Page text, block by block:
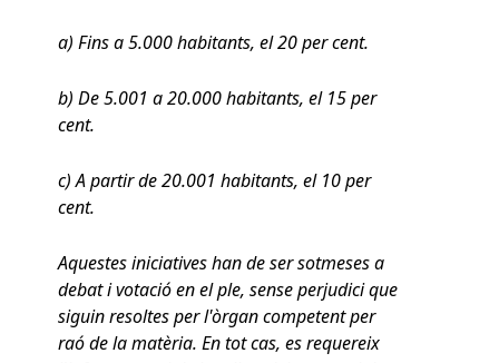
a) Fins a 5.000 habitants, el 20 per cent.
b) De 5.001 a 20.000 habitants, el 15 per
cent.
c) A partir de 20.001 habitants, el 10 per
cent.
Aquestes iniciatives han de ser sotmeses a
debat i votació en el ple, sense perjudici que
siguin resoltes per l'òrgan competent per
raó de la matèria. En tot cas, es requereix